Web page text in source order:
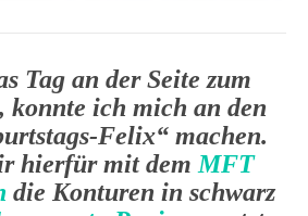
Tag an der Seite zum
konnte ich mich an den
Felix“ machen.
hierfür mit demMFT
die Konturen in schwarz